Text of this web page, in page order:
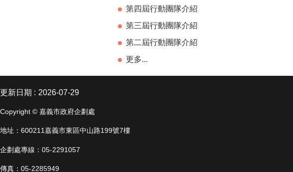
第四屆行動團隊介紹
第三屆行動團隊介紹
第二屆行動團隊介紹
更多...
更新日期 2026-07-29
Copyright © 嘉義市政府企劃處
地址：600211嘉義市東區中山路199號7樓
企劃處專線：05-2291057
傳真：05-2285949